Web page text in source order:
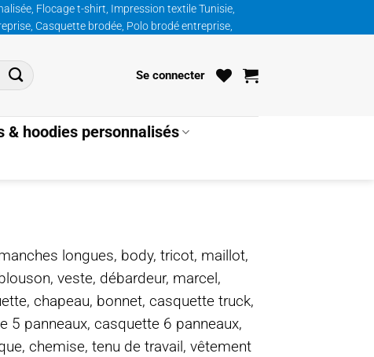
Flocage t-shirt, Impression textile Tunisie,
Casquette brodée, Polo brodé entreprise,
Se connecter
& hoodies personnalisés
longues, body, tricot, maillot,
veste, débardeur, marcel,
chapeau, bonnet, casquette truck,
panneaux, casquette 6 panneaux,
chemise, tenu de travail, vêtement